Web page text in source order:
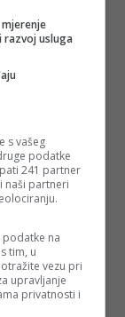
je obilježio
različitih
iFacebook
razvoj usluga
s vašeg
podatke
241 partner
naši partneri
na
tim, u
vezu pri
upravljanje
privatnosti i